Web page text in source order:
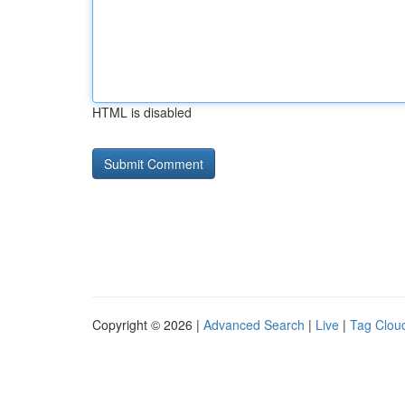
HTML is disabled
Copyright © 2026 | Advanced Search | Live | Tag